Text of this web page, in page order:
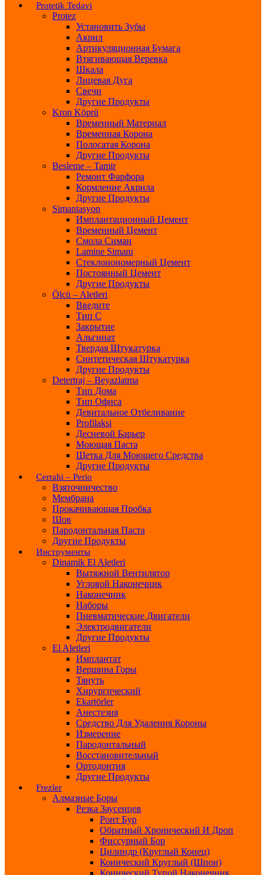
Protetik Tedavi
Protez
Установить Зубы
Акрил
Артикуляционная Бумага
Втягивающая Веревка
Шкала
Лицевая Дуга
Свечи
Другие Продукты
Kron Köprü
Временный Материал
Временная Корона
Полосатая Корона
Другие Продукты
Besleme – Tamir
Ремонт Фарфора
Кормление Акрила
Другие Продукты
Simantasyon
Имплантационный Цемент
Временный Цемент
Смола Симан
Lamine Simanı
Стеклоиономерный Цемент
Постоянный Цемент
Другие Продукты
Ölçü – Aletleri
Введите
Тип С
Закрытие
Альгинат
Твердая Штукатурка
Синтетическая Штукатурка
Другие Продукты
Detertraj – Beyazlatma
Тип Дома
Тип Офиса
Девитальное Отбеливание
Profilaksi
Десневой Барьер
Моющая Паста
Щетка Для Моющего Средства
Другие Продукты
Cerrahi – Perio
Взяточничество
Мембрана
Прокачивающая Пробка
Шов
Пародонтальная Паста
Другие Продукты
Инструменты
Dinamik El Aletleri
Вытяжной Вентилятор
Угловой Наконечник
Наконечник
Наборы
Пневматические Двигатели
Электродвигатели
Другие Продукты
El Aletleri
Имплантат
Вершина Горы
Тянуть
Хирургический
Ekartörler
Анестезия
Средство Для Удаления Короны
Измерение
Пародонтальный
Восстановительный
Ортодонтия
Другие Продукты
Frezler
Алмазные Боры
Резка Заусенцев
Ронт Бур
Обратный Хронический И Дроп
Фиссурный Бор
Цилиндр (круглый Конец)
Конический Круглый (шпон)
Конический Тупой Наконечник